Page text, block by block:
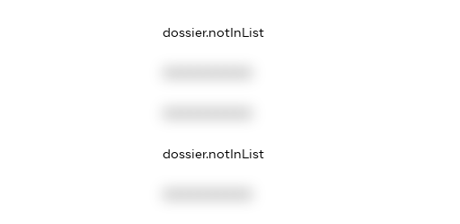
dossier.notInList
dossier.notInList